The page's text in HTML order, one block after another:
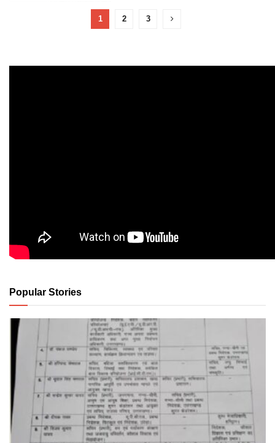
1 2 3
Popular Stories